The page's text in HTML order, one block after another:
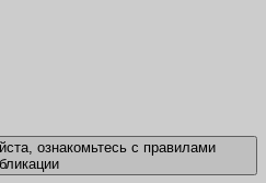
ознакомьтесь с правилами